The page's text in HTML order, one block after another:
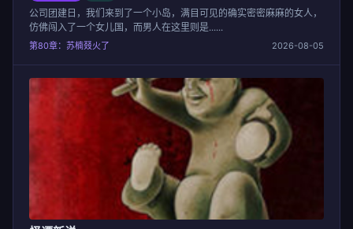
公司团建日，我们来到了一个小岛，满目可见的确实密密麻麻的女人，
仿佛闯入了一个女儿国，而男人在这里则是......
第80章：苏楠叕火了 2026-08-05